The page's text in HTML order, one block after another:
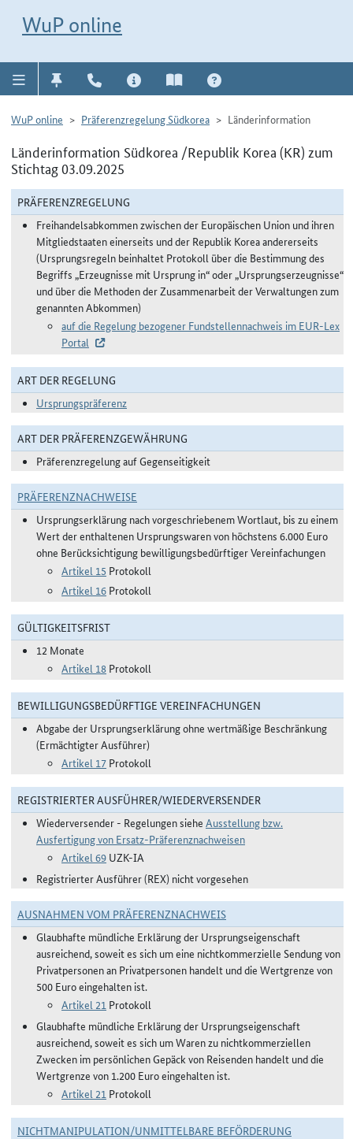
WuP online
WuP online Präferenzregelung Südkorea Länderinformation
Länderinformation Südkorea /Republik Korea (KR) zum
Stichtag 03.09.2025
PRÄFERENZREGELUNG
Freihandelsabkommen zwischen der Europäischen Union und ihren
Mitgliedstaaten einerseits und der Republik Korea andererseits
(Ursprungsregeln beinhaltet Protokoll über die Bestimmung des
Begriffs „Erzeugnisse mit Ursprung in“ oder „Ursprungserzeugnisse“
und über die Methoden der Zusammenarbeit der Verwaltungen zum
genannten Abkommen)
auf die Regelung bezogener Fundstellennachweis im EUR-Lex
Portal
ART DER REGELUNG
Ursprungspräferenz
ART DER PRÄFERENZGEWÄHRUNG
Präferenzregelung auf Gegenseitigkeit
PRÄFERENZNACHWEISE
Ursprungserklärung nach vorgeschriebenem Wortlaut, bis zu einem
Wert der enthaltenen Ursprungswaren von höchstens 6.000 Euro
ohne Berücksichtigung bewilligungsbedürftiger Vereinfachungen
Artikel 15 Protokoll
Artikel 16 Protokoll
GÜLTIGKEITSFRIST
12 Monate
Artikel 18 Protokoll
BEWILLIGUNGSBEDÜRFTIGE VEREINFACHUNGEN
Abgabe der Ursprungserklärung ohne wertmäßige Beschränkung
(Ermächtigter Ausführer)
Artikel 17 Protokoll
REGISTRIERTER AUSFÜHRER/WIEDERVERSENDER
Wiederversender - Regelungen siehe Ausstellung bzw.
Ausfertigung von Ersatz-Präferenznachweisen
Artikel 69 UZK-IA
Registrierter Ausführer (REX) nicht vorgesehen
AUSNAHMEN VOM PRÄFERENZNACHWEIS
Glaubhafte mündliche Erklärung der Ursprungseigenschaft
ausreichend, soweit es sich um eine nichtkommerzielle Sendung von
Privatpersonen an Privatpersonen handelt und die Wertgrenze von
500 Euro eingehalten ist.
Artikel 21 Protokoll
Glaubhafte mündliche Erklärung der Ursprungseigenschaft
ausreichend, soweit es sich um Waren zu nichtkommerziellen
Zwecken im persönlichen Gepäck von Reisenden handelt und die
Wertgrenze von 1.200 Euro eingehalten ist.
Artikel 21 Protokoll
NICHTMANIPULATION/UNMITTELBARE BEFÖRDERUNG